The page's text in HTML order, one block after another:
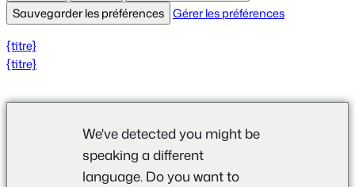
Sauvegarder les préférences Gérer les préférences
{titre}
{titre}
We've detected you might be
speaking a different
language. Do you want to